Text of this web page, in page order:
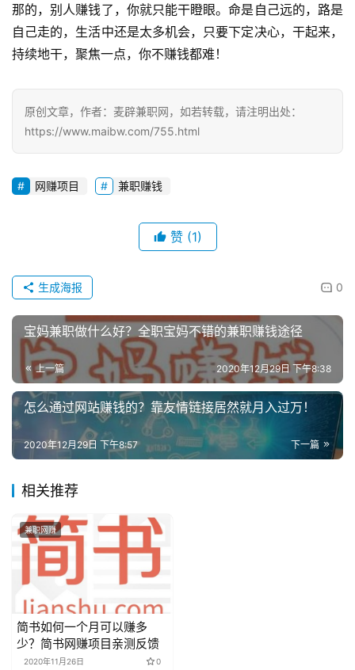
V
P
那的，别人赚钱了，你就只能干瞪眼。命是自己远的，路是
自己走的，生活中还是太多机会，只要下定决心，干起来，
持续地干，聚焦一点，你不赚钱都难！
原创文章，作者：麦辟兼职网，如若转载，请注明出处：
https://www.maibw.com/755.html
网赚项目 兼职赚钱
赞 (1)
0
生成海报
宝妈兼职做什么好？全职宝妈不错的兼职赚钱途径
上一篇 2020年12月29日 下午8:38
怎么通过网站赚钱的？靠友情链接居然就月入过万！
下一篇
2020年12月29日 下午8:57
相关推荐
兼职网赚
简书如何一个月可以赚多
少？简书网赚项目亲测反馈
2020年11月26日 0